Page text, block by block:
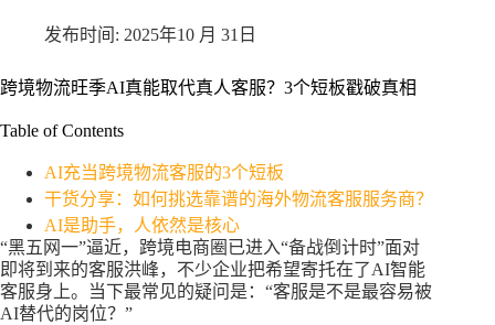
2025年10 月 31日
跨境物流旺季AI真能取代真人客服？3个短板戳破真相
Table of Contents
AI充当跨境物流客服的3个短板​
干货分享：如何挑选靠谱的海外物流客服服务商？​
AI是助手，人依然是核心​
“黑五网一”逼近，跨境电商圈已进入“备战倒计时”面对
即将到来的客服洪峰，不少企业把希望寄托在了AI智能
客服身上。当下最常见的疑问是：“客服是不是最容易被
AI替代的岗位？”​